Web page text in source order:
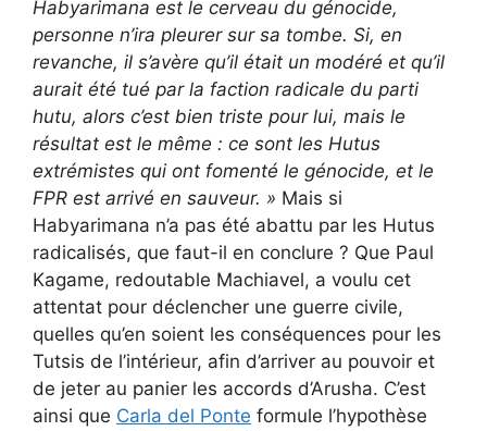
Habyarimana est le cerveau du génocide,
personne n’ira pleurer sur sa tombe. Si, en
revanche, il s’avère qu’il était un modéré et qu’il
aurait été tué par la faction radicale du parti
hutu, alors c’est bien triste pour lui, mais le
résultat est le même : ce sont les Hutus
extrémistes qui ont fomenté le génocide, et le
FPR est arrivé en sauveur. » Mais si
Habyarimana n’a pas été abattu par les Hutus
radicalisés, que faut-il en conclure ? Que Paul
Kagame, redoutable Machiavel, a voulu cet
attentat pour déclencher une guerre civile,
quelles qu’en soient les conséquences pour les
Tutsis de l’intérieur, afin d’arriver au pouvoir et
de jeter au panier les accords d’Arusha. C’est
ainsi que Carla del Ponte formule l’hypothèse